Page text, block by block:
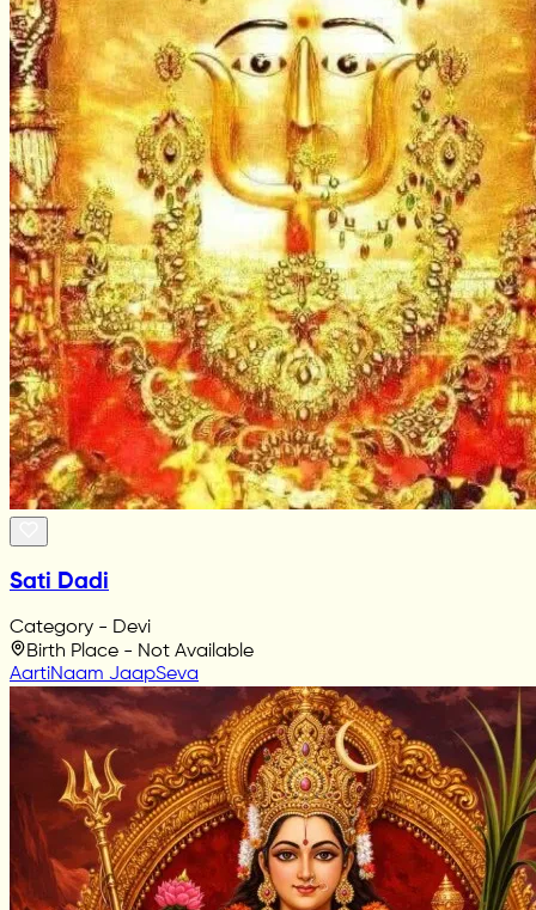
Sati Dadi
Category - Devi
Birth Place - Not Available
AartiNaam JaapSeva